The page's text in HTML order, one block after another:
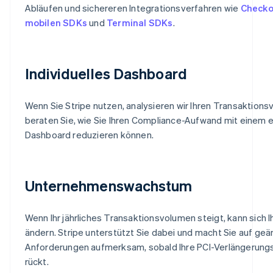
Abläufen und sichereren Integrationsverfahren wie
mobilen SDKs und Terminal SDKs.
Individuelles Dashboard
Wenn Sie Stripe nutzen, analysieren wir Ihren
beraten Sie, wie Sie Ihren Compliance-Aufwand mit einem
Dashboard reduzieren können.
Unternehmenswachstum
Wenn Ihr jährliches Transaktionsvolumen steigt, kann sich
ändern. Stripe unterstützt Sie dabei und macht Sie auf
Anforderungen aufmerksam, sobald Ihre PCI-
rückt.